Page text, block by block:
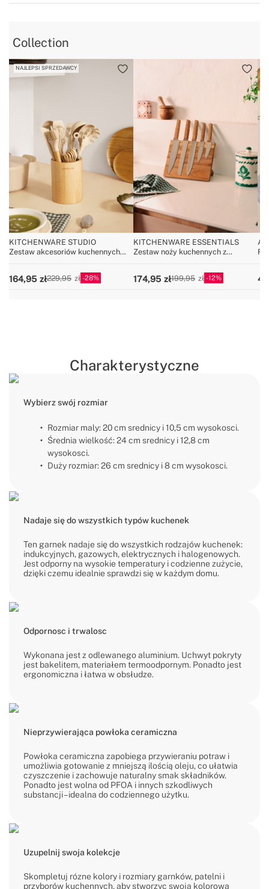
Collection
NAJLEPSI SPRZEDAWCY
KITCHENWARE STUDIO
Zestaw akcesoriów kuchennych
164,95 229,95 28
KITCHENWARE ESSENTIALS
Zestaw noży kuchennych z
174,95 199,95 12
Charakterystyczne
Wybierz swój rozmiar
Rozmiar maly: 20 cm srednicy i 10,5 cm wysokosci.
Średnia wielkość: 24 cm srednicy i 12,8 cm
wysokosci.
Duży rozmiar: 26 cm srednicy i 8 cm wysokosci.
Nadaje się do wszystkich typów kuchenek
Ten garnek nadaje się do wszystkich rodzajów kuchenek:
indukcyjnych, gazowych, elektrycznych i halogenowych.
Jest odporny na wysokie temperatury i codzienne zużycie,
dzięki czemu idealnie sprawdzi się w każdym domu.
Odpornosc i trwalosc
Wykonana jest z odlewanego aluminium. Uchwyt pokryty
jest bakelitem, materiałem termoodpornym. Ponadto jest
ergonomiczna i łatwa w obsłudze.
Nieprzywierająca powłoka ceramiczna
Powłoka ceramiczna zapobiega przywieraniu potraw i
umożliwia gotowanie z mniejszą ilością oleju, co ułatwia
czyszczenie i zachowuje naturalny smak składników.
Ponadto jest wolna od PFOA i innych szkodliwych
substancji – idealna do codziennego użytku.
Uzupelnij swoja kolekcje
Skompletuj rózne kolory i rozmiary garnków, patelni i
przyborów kuchennych, aby stworzyc swoja kolorowa